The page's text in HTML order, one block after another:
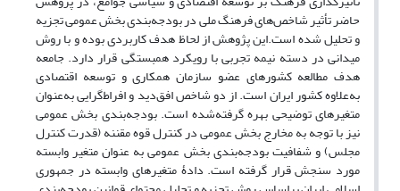
حاضر تأثیر شاخص‌های فرهنگ ملی در بودجه‌بندی بخش عمومی تجزیه
و تحلیل شده است.این پژوهش از لحاظ هدف کاربردی بوده و با روش
میدانی در دسته نیمه تجربی با رویکرد همبستگی قرار دارد. جامعه
هدف مطالعه کشورهای عضو سازمان همکاری و توسعه اقتصادی
به‌علاوه کشور ایران است. از دو شاخص افق‌دید و افراط‌گرایی به‌عنوان
متغیرهای توضیحی بهره گرفته‌شده است. بودجه‌بندی بخش عمومی
نیز با توجه به مخارج بخش عمومی در کنترل قوه مقننه (قدرت کنترل
مجلس) و شفافیت بودجه‌بندی بخش عمومی به عنوان متغیر وابسته
مورد سنجش قرار گرفته است. دادۀ متغیرهای وابسته در جمهوری